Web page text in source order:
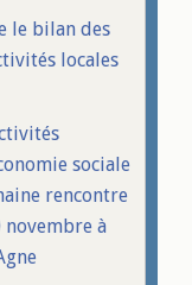
le bilan des
locales
sociale
rencontre
à